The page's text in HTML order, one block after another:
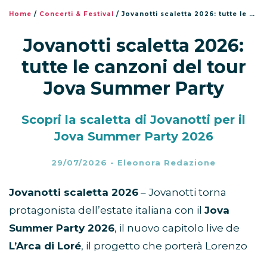
Home / Concerti & Festival / Jovanotti scaletta 2026: tutte le canzoni del tour Jova Summer Party
Jovanotti scaletta 2026:
tutte le canzoni del tour
Jova Summer Party
Scopri la scaletta di Jovanotti per il
Jova Summer Party 2026
29/07/2026 - Eleonora Redazione
Jovanotti scaletta 2026 – Jovanotti torna
protagonista dell’estate italiana con il Jova
Summer Party 2026, il nuovo capitolo live de
L’Arca di Loré, il progetto che porterà Lorenzo